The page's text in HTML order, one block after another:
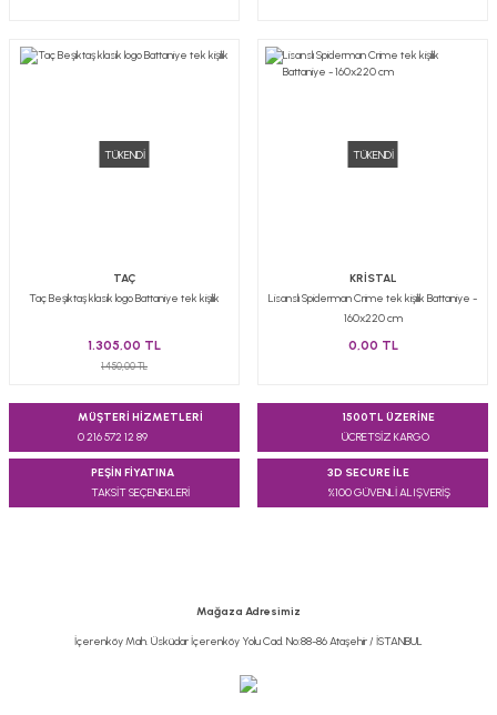
TÜKENDİ
TAÇ
Taç Beşiktaş klasik logo Battaniye tek kişilik
1.305,00 TL
1.450,00 TL
TÜKENDİ
KRİSTAL
Lisanslı Spiderman Crime tek kişilik Battaniye -
160x220 cm
0,00 TL
MÜŞTERİ HİZMETLERİ
0 216 572 12 89
1500TL ÜZERİNE
ÜCRETSİZ KARGO
PEŞİN FİYATINA
TAKSİT SEÇENEKLERİ
3D SECURE İLE
%100 GÜVENLİ ALIŞVERİŞ
Mağaza Adresimiz
İçerenköy Mah. Üsküdar İçerenköy Yolu Cad. No:88-86 Ataşehir / İSTANBUL